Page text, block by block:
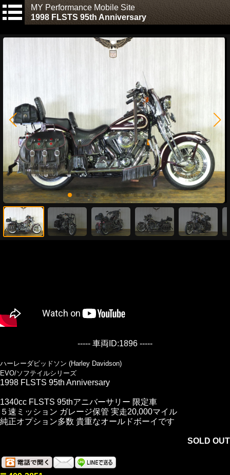
MY Performance Mobile Site
1998 FLSTS 95th Anniversary
----- 車両ID:1896 -----
ハーレーダビッドソン (Harley Davidson)
EVO/ソフテイルシリーズ
1998 FLSTS 95th Anniversary
1340cc FLSTS 95thアニバーサリー 限定車
５速ミッション ガレージ保管 実走20,000マイル
純正オプション多数 貴重なオールドボーイです
SOLD OUT